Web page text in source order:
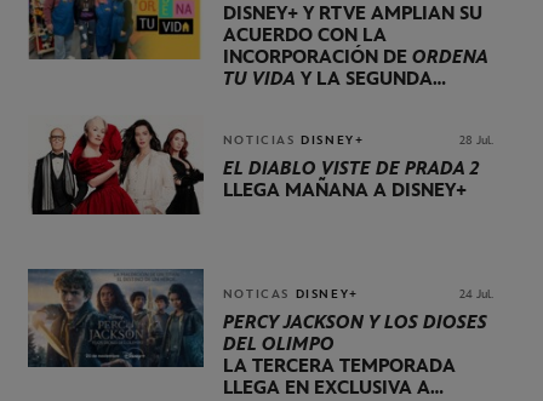
DISNEY+ Y RTVE AMPLÍAN SU
ACUERDO CON LA
INCORPORACIÓN DE ORDENA
TU VIDA Y LA SEGUNDA
NOTICIAS DISNEY+ 28 Jul.
EL DIABLO VISTE DE PRADA 2
LLEGA MAÑANA A DISNEY+
NOTICAS DISNEY+ 24 Jul.
PERCY JACKSON Y LOS DIOSES
DEL OLIMPO
LA TERCERA TEMPORADA
LLEGA EN EXCLUSIVA A